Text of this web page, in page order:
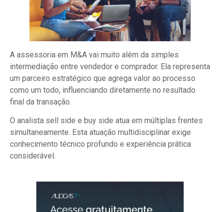
A assessoria em M&A vai muito além da simples
intermediação entre vendedor e comprador. Ela representa
um parceiro estratégico que agrega valor ao processo
como um todo, influenciando diretamente no resultado
final da transação.
O analista sell side e buy side atua em múltiplas frentes
simultaneamente. Esta atuação multidisciplinar exige
conhecimento técnico profundo e experiência prática
considerável.